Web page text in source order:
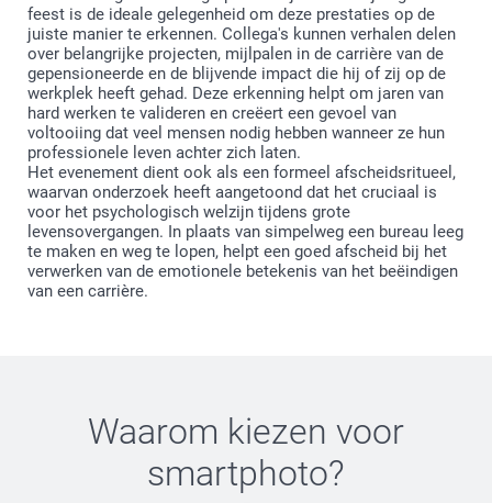
feest is de ideale gelegenheid om deze prestaties op de
juiste manier te erkennen. Collega's kunnen verhalen delen
over belangrijke projecten, mijlpalen in de carrière van de
gepensioneerde en de blijvende impact die hij of zij op de
werkplek heeft gehad. Deze erkenning helpt om jaren van
hard werken te valideren en creëert een gevoel van
voltooiing dat veel mensen nodig hebben wanneer ze hun
professionele leven achter zich laten.
Het evenement dient ook als een formeel afscheidsritueel,
waarvan onderzoek heeft aangetoond dat het cruciaal is
voor het psychologisch welzijn tijdens grote
levensovergangen. In plaats van simpelweg een bureau leeg
te maken en weg te lopen, helpt een goed afscheid bij het
verwerken van de emotionele betekenis van het beëindigen
van een carrière.
Waarom kiezen voor
smartphoto?